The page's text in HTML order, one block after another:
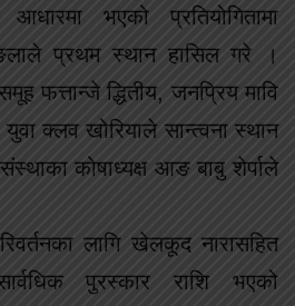
भएको प्रतियोगितामा
प्रथम स्थान हासिल गरे ।
फत्तान्जे द्धितीय, जनप्रिय मावि
क्लव खोरियाले सान्त्वना स्थान
कोषाध्यक्ष आङ बाबु शेर्पाले
लागि खेलकूद नारासहित
पुरस्कार राशि भएको